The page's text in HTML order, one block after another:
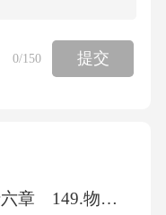
离子切割等高温
涉及高温的作
具体地点由施
的准备工作1.动
0/150 提交
高中物理 加强练习第十六章 149.物理学史、物理思想与方法